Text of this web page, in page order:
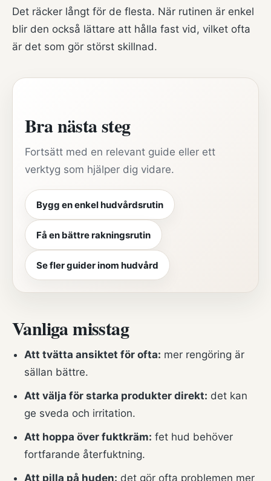
Det räcker långt för de flesta. När rutinen är enkel
blir den också lättare att hålla fast vid, vilket ofta
är det som gör störst skillnad.
Bra nästa steg
Fortsätt med en relevant guide eller ett
verktyg som hjälper dig vidare.
Bygg en enkel hudvårdsrutin
Få en bättre rakningsrutin
Se fler guider inom hudvård
Vanliga misstag
Att tvätta ansiktet för ofta: mer rengöring är
sällan bättre.
Att välja för starka produkter direkt: det kan
ge sveda och irritation.
Att hoppa över fuktkräm: fet hud behöver
fortfarande återfuktning.
Att pilla på huden: det gör ofta problemen mer